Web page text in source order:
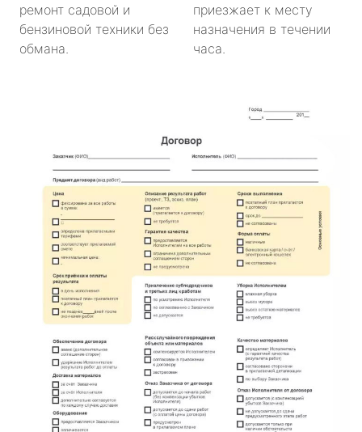
ремонт садовой и
бензиновой техники без
обмана.
приезжает к месту
назначения в течении
часа.